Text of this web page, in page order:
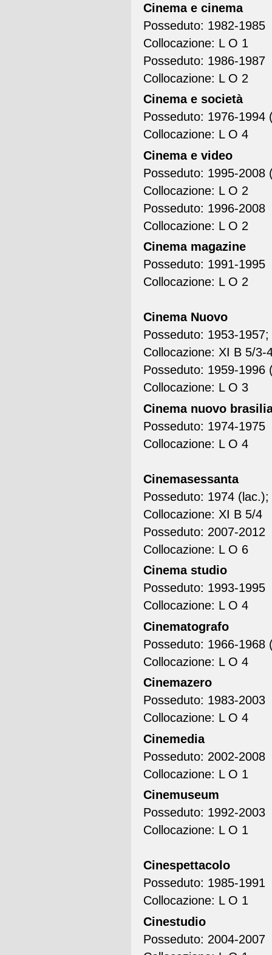
Cinema e cinema
Posseduto: 1982-1985
Collocazione: L O 1
Posseduto: 1986-1987
Collocazione: L O 2
Cinema e società
Posseduto: 1976-1994
Collocazione: L O 4
Cinema e video
Posseduto: 1995-2008
Collocazione: L O 2
Posseduto: 1996-2008
Collocazione: L O 2
Cinema magazine
Posseduto: 1991-1995
Collocazione: L O 2
Cinema Nuovo
Posseduto: 1953-
Collocazione: XI B 5/3-
Posseduto: 1959-1996
Collocazione: L O 3
Cinema nuovo
Posseduto: 1974-1975
Collocazione: L O 4
Cinemasessanta
Posseduto: 1974 (lac.);
Collocazione: XI B 5/4
Posseduto: 2007-2012
Collocazione: L O 6
Cinema studio
Posseduto: 1993-1995
Collocazione: L O 4
Cinematografo
Posseduto: 1966-1968
Collocazione: L O 4
Cinemazero
Posseduto: 1983-2003
Collocazione: L O 4
Cinemedia
Posseduto: 2002-2008
Collocazione: L O 1
Cinemuseum
Posseduto: 1992-2003
Collocazione: L O 1
Cinespettacolo
Posseduto: 1985-1991
Collocazione: L O 1
Cinestudio
Posseduto: 2004-2007